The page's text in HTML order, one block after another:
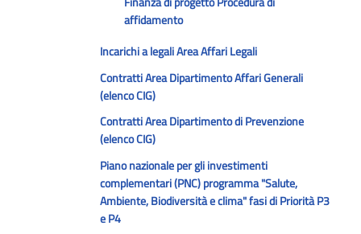
affidamento
Incarichi a legali Area Affari Legali
Contratti Area Dipartimento Affari Generali
(elenco CIG)
Contratti Area Dipartimento di Prevenzione
(elenco CIG)
Piano nazionale per gli investimenti
complementari (PNC) programma "Salute,
Ambiente, Biodiversità e clima" fasi di Priorità P3
e P4